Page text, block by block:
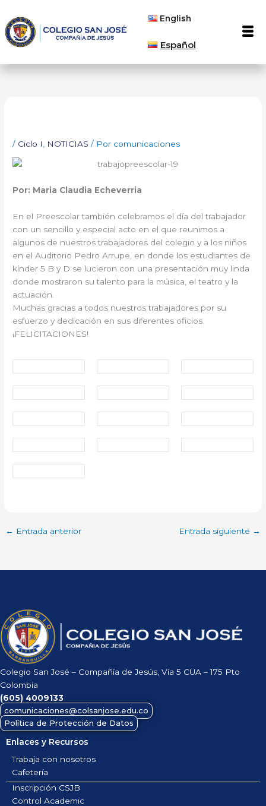
contenido
English
Español
/ Ciclo I NOTICIAS / Por comunicaciones
Por: Maria Claudia Echeverria
En el Preescolar también celebramos el día del trabajador
con un sencillo y especial acto en el que reunimos a
algunos de nuestros trabajadores del colegio y a los niños
en el Auditorio Pedro Arrupe, en donde los estudiantes de
kínder 5 B y D se lucieron con una presentación muy linda
donde mostraron su talento para la música, el teatro y la
actuación.
Muchas gracias a todos nuestros trabajadores por su
esfuerzo y dedicación en sus diferentes oficios.
¡FELICITACIONES!
← Entrada anterior Entrada siguiente →
Colegio San José – Compañía de Jesús, Vía 5 CUA – 175 Pto
Colombia
(605) 4009133
comunicaciones@colsanjose.edu.co
Política de Protección de Datos
Enlaces y Recursos
Trabaja con nosotros
Cafetería
Inscripción CSJB
Control Academic